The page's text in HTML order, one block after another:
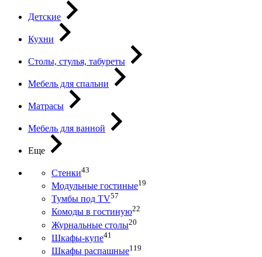
Детские
Кухни
Столы, стулья, табуреты
Мебель для спальни
Матрасы
Мебель для ванной
Еще
Стенки43
Модульные гостиные19
Тумбы под ТV57
Комоды в гостиную22
Журнальные столы20
Шкафы-купе41
Шкафы распашные119